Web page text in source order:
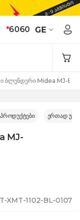
*6060 GE
ბლენდერი Midea MJ-
პროდუქტები ერთად
MJ-
XMT-1102-BL-0107